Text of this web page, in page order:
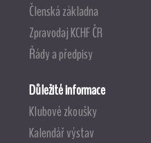
Členská základna
Zpravodaj KCHF ČR
Řády a předpisy
Důležité informace
Klubové zkoušky
Kalendář výstav